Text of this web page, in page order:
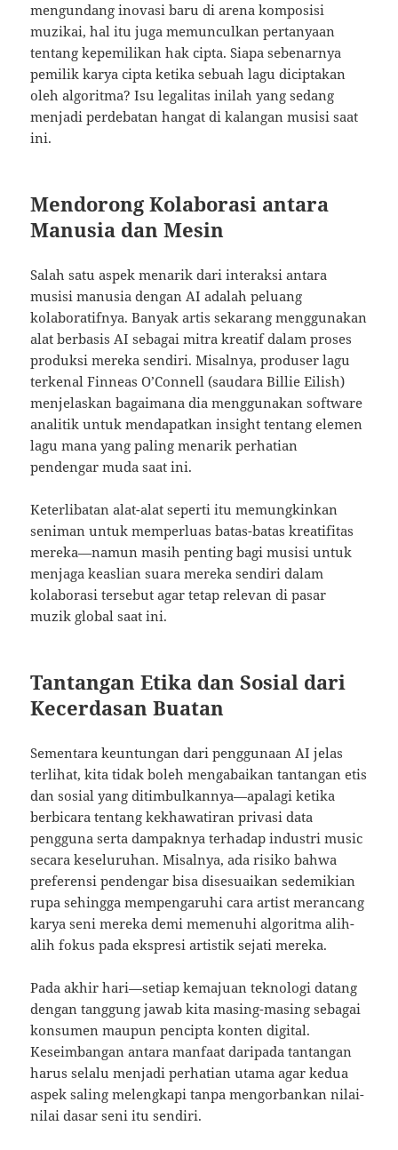
mengundang inovasi baru di arena komposisi
muzikai, hal itu juga memunculkan pertanyaan
tentang kepemilikan hak cipta. Siapa sebenarnya
pemilik karya cipta ketika sebuah lagu diciptakan
oleh algoritma? Isu legalitas inilah yang sedang
menjadi perdebatan hangat di kalangan musisi saat
ini.
Mendorong Kolaborasi antara
Manusia dan Mesin
Salah satu aspek menarik dari interaksi antara
musisi manusia dengan AI adalah peluang
kolaboratifnya. Banyak artis sekarang menggunakan
alat berbasis AI sebagai mitra kreatif dalam proses
produksi mereka sendiri. Misalnya, produser lagu
terkenal Finneas O’Connell (saudara Billie Eilish)
menjelaskan bagaimana dia menggunakan software
analitik untuk mendapatkan insight tentang elemen
lagu mana yang paling menarik perhatian
pendengar muda saat ini.
Keterlibatan alat-alat seperti itu memungkinkan
seniman untuk memperluas batas-batas kreatifitas
mereka—namun masih penting bagi musisi untuk
menjaga keaslian suara mereka sendiri dalam
kolaborasi tersebut agar tetap relevan di pasar
muzik global saat ini.
Tantangan Etika dan Sosial dari
Kecerdasan Buatan
Sementara keuntungan dari penggunaan AI jelas
terlihat, kita tidak boleh mengabaikan tantangan etis
dan sosial yang ditimbulkannya—apalagi ketika
berbicara tentang kekhawatiran privasi data
pengguna serta dampaknya terhadap industri music
secara keseluruhan. Misalnya, ada risiko bahwa
preferensi pendengar bisa disesuaikan sedemikian
rupa sehingga mempengaruhi cara artist merancang
karya seni mereka demi memenuhi algoritma alih-
alih fokus pada ekspresi artistik sejati mereka.
Pada akhir hari—setiap kemajuan teknologi datang
dengan tanggung jawab kita masing-masing sebagai
konsumen maupun pencipta konten digital.
Keseimbangan antara manfaat daripada tantangan
harus selalu menjadi perhatian utama agar kedua
aspek saling melengkapi tanpa mengorbankan nilai-
nilai dasar seni itu sendiri.